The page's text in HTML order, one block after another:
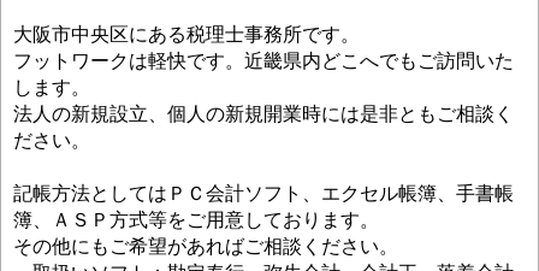
大阪市中央区にある税理士事務所です。
フットワークは軽快です。近畿県内どこへでもご訪問いた
します。
法人の新規設立、個人の新規開業時には是非ともご相談く
ださい。
記帳方法としてはＰＣ会計ソフト、エクセル帳簿、手書帳
簿、ＡＳＰ方式等をご用意しております。
その他にもご希望があればご相談ください。